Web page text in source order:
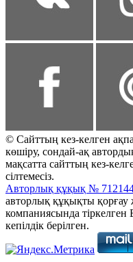
© Сайттың кез-келген
көшіру, сондай-ақ
мақсатта сайттың кез-
сілтемесіз.
Авторлық құқық №
авторлық құқықты қорғау
компаниясында
кепілдік берілген.